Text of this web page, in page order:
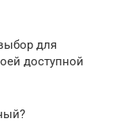
для
доступной